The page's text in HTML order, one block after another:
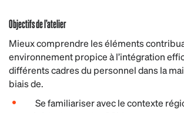
Objectifs de l’atelier
Mieux comprendre les éléments
environnement propice à l’intégration
différents cadres du personnel dans la
biais de.
Se familiariser avec le contexte